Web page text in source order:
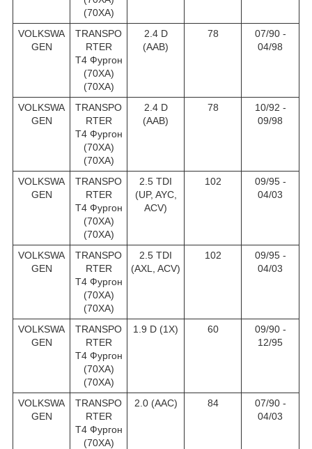
(70XA)
VOLKSWA
GEN
TRANSPO
RTER
T4 Фургон
(70XA)
(70XA)
2.4 D
(AAB)
78
07/90 -
04/98
VOLKSWA
GEN
TRANSPO
RTER
T4 Фургон
(70XA)
(70XA)
2.4 D
(AAB)
78
10/92 -
09/98
VOLKSWA
GEN
TRANSPO
RTER
T4 Фургон
(70XA)
(70XA)
2.5 TDI
(UP, AYC,
ACV)
102
09/95 -
04/03
VOLKSWA
GEN
TRANSPO
RTER
T4 Фургон
(70XA)
(70XA)
2.5 TDI
(AXL, ACV)
102
09/95 -
04/03
VOLKSWA
GEN
TRANSPO
RTER
T4 Фургон
(70XA)
(70XA)
1.9 D (1X) 60
09/90 -
12/95
VOLKSWA
GEN
TRANSPO
RTER
T4 Фургон
(70XA)
2.0 (AAC) 84
07/90 -
04/03